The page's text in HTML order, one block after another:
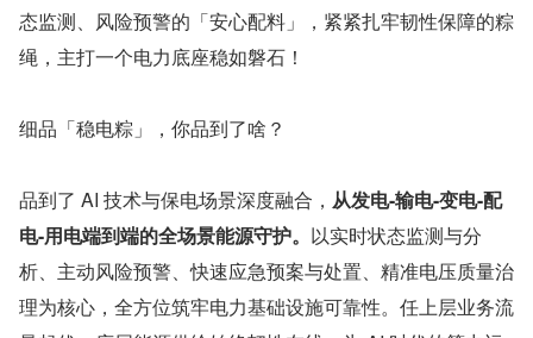
态监测、风险预警的「安心配料」，紧紧扎牢韧性保障的粽
绳，主打一个电力底座稳如磐石！
细品「稳电粽」，你品到了啥？
品到了 AI 技术与保电场景深度融合， 从发电-输电-变电-配
电-用电端到端的全场景能源守护。 以实时状态监测与分
析、主动风险预警、快速应急预案与处置、精准电压质量治
理为核心，全方位筑牢电力基础设施可靠性。任上层业务流